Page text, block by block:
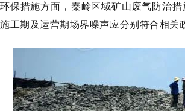
环保措施方面，秦岭区域矿山废气防治
施工期及运营期场界噪声应分别符合相关